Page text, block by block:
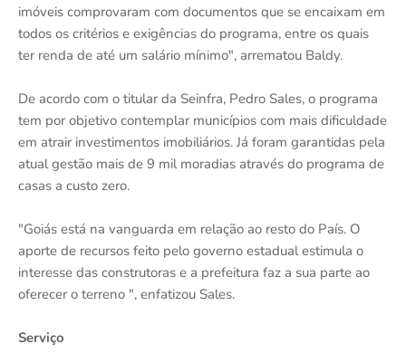
imóveis comprovaram com documentos que se encaixam em
todos os critérios e exigências do programa, entre os quais
ter renda de até um salário mínimo", arrematou Baldy.
De acordo com o titular da Seinfra, Pedro Sales, o programa
tem por objetivo contemplar municípios com mais dificuldade
em atrair investimentos imobiliários. Já foram garantidas pela
atual gestão mais de 9 mil moradias através do programa de
casas a custo zero.
"Goiás está na vanguarda em relação ao resto do País. O
aporte de recursos feito pelo governo estadual estimula o
interesse das construtoras e a prefeitura faz a sua parte ao
oferecer o terreno ", enfatizou Sales.
Serviço